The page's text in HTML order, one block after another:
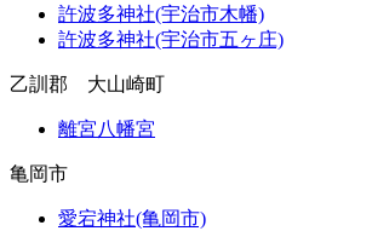
許波多神社(宇治市木幡)
許波多神社(宇治市五ヶ庄)
乙訓郡 大山崎町
離宮八幡宮
亀岡市
愛宕神社(亀岡市)